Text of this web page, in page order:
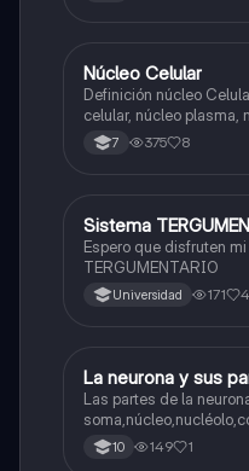
Biologia
Núcleo Celular
Definición núcleo Celular Definición de:
celular, núcleo plasma,
Interfase Fases de la
7 375 8
Biologia
Sistema
Espero que disfruten
TERGUMENTARIO
Universidad 171 4
Biologia
La neurona y sus
Las partes de la
mielina,celula
Ranvier,terminal
10 149 1